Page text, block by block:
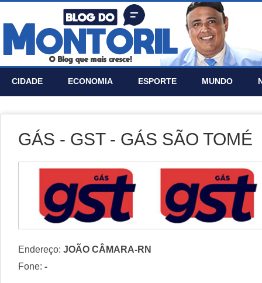
CIDADE ECONOMIA ESPORTE MUNDO
GÁS - GST - GÁS SÃO TOMÉ
Endereço: JOÃO CÂMARA-RN
Fone: -